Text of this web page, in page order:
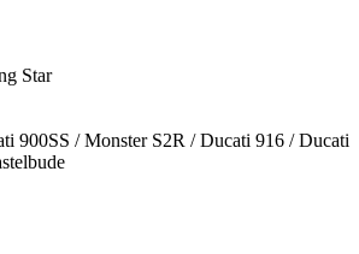
900SS / Monster S2R / Ducati 916 / Ducati